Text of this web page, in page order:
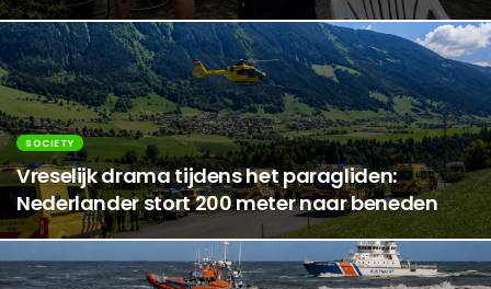
SOCIETY
Vreselijk drama tijdens het paragliden:
Nederlander stort 200 meter naar beneden